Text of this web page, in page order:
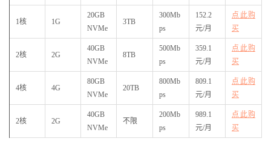
1核 1G
20GB
NVMe
3TB
300Mb
ps
152.2
元/月
点此购
买
2核 2G
40GB
NVMe
8TB
500Mb
ps
359.1
元/月
点此购
买
4核 4G
80GB
NVMe
20TB
800Mb
ps
809.1
元/月
点此购
买
2核 2G
40GB
NVMe
不限
200Mb
ps
989.1
元/月
点此购
买